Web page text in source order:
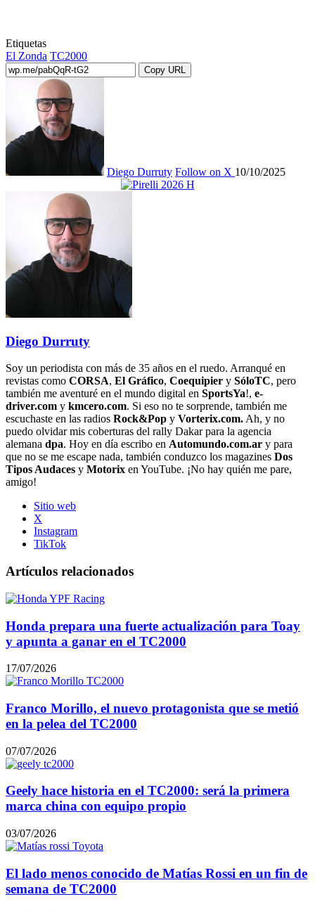
Etiquetas
El Zonda TC2000
Copy URL
Diego Durruty Follow on X 10/10/2025
Diego Durruty
Soy un periodista con más de 35 años en el ruedo. Arranqué en
revistas como CORSA, El Gráfico, Coequipier y SóloTC, pero
también me aventuré en el mundo digital en SportsYa!, e-
driver.com y kmcero.com. Si eso no te sorprende, también me
escuchaste en las radios Rock&Pop y Vorterix.com.Ah, y no
puedo olvidar mis coberturas del rally Dakar para la agencia
alemana dpa. Hoy en día escribo en Automundo.com.ar y para
que no se me escape nada, también conduzco los magazines Dos
Tipos Audaces y Motorix en YouTube. ¡No hay quién me pare,
amigo!
Sitio web
X
Instagram
TikTok
Artículos relacionados
Honda prepara una fuerte actualización para Toay
y apunta a ganar en el TC2000
17/07/2026
Franco Morillo, el nuevo protagonista que se metió
en la pelea del TC2000
07/07/2026
Geely hace historia en el TC2000: será la primera
marca china con equipo propio
03/07/2026
El lado menos conocido de Matías Rossi en un fin de
semana de TC2000